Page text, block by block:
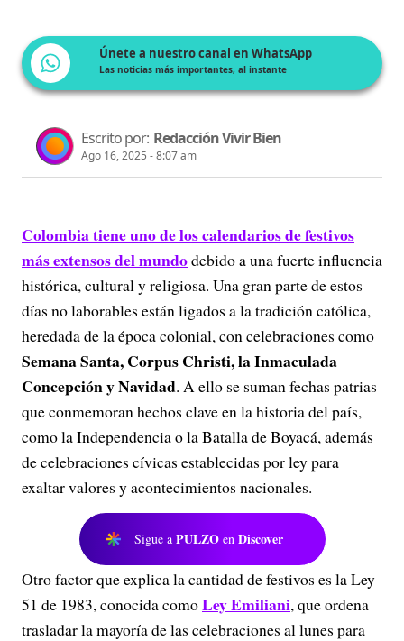
Únete a nuestro canal en WhatsApp
Las noticias más importantes, al instante
Escrito por: Redacción Vivir Bien
Ago 16, 2025 - 8:07 am
Colombia tiene uno de los calendarios de festivos
más extensos del mundodebido a una fuerte influencia
histórica, cultural y religiosa. Una gran parte de estos
días no laborables están ligados a la tradición católica,
heredada de la época colonial, con celebraciones como
Semana Santa, Corpus Christi, la Inmaculada
Concepción y Navidad. A ello se suman fechas patrias
que conmemoran hechos clave en la historia del país,
como la Independencia o la Batalla de Boyacá, además
de celebraciones cívicas establecidas por ley para
exaltar valores y acontecimientos nacionales.
Sigue a PULZO en Discover
Otro factor que explica la cantidad de festivos es la Ley
51 de 1983, conocida comoLey Emiliani, que ordena
trasladar la mayoría de las celebraciones al lunes para